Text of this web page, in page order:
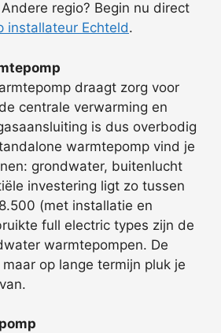
regio? Begin nu direct
installateur Echteld.
draagt zorg voor
centrale verwarming en
is dus overbodig
warmtepomp vind je
grondwater, buitenlucht
investering ligt zo tussen
(met installatie en
full electric types zijn de
warmtepompen. De
op lange termijn pluk je